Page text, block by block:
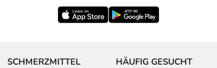
SCHMERZMITTEL HÄUFIG GESUCHT